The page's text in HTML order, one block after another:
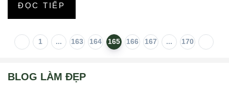
ĐỌC TIẾP
1 ... 163 164 165 166 167 ... 170
BLOG LÀM ĐẸP